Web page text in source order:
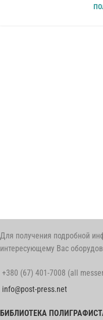
Для получения подробной
интересующему Вас
+380 (67) 401-7008 (all
info@post-press.net
БИБЛИОТЕКА